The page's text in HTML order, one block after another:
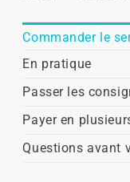
Commander le
En pratique
Passer les
Payer en
Questions avant